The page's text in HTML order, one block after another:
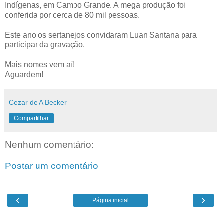
Indígenas, em Campo Grande. A mega produção foi
conferida por cerca de 80 mil pessoas.
Este ano os sertanejos convidaram Luan Santana para
participar da gravação.
Mais nomes vem aí!
Aguardem!
Cezar de A Becker
Compartilhar
Nenhum comentário:
Postar um comentário
‹ ›
Página inicial